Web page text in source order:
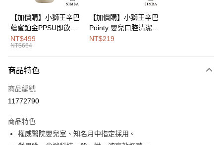
Google Pay
全盈+PAY
大哥付你分期
【大哥付你分期使用說明】
2.付款方式選擇「大哥付你分期」，訂單成立後會自動跳轉到大哥付的交易
流程，驗證手機門號後，選擇欲分期的期數、繳款截止日，確認付款後即完
3.實際核准額度、可分期數及費用金額請依後續交易確認頁面所載為準。
4.訂單成立30分鐘內，如未前往確認交易或遇審核未通過，訂單將自動取
消。如遇「轉專審核」未通過狀況，表示未達大哥付你分期系統評分，恕無
法說明評估內容。
相關說明
【關於「AFTEE先享後付」】
便利好安心！
１．簡單：不需註冊會員、不需綁卡、不需儲值。
２．便利：只要手機號碼，簡訊認證，即可結帳。
相關說明
「Hami Point」為中華電信所提供之點數服務，可於會員專區綁定中華電信
會員帳號後，即可在購物車使用 Hami Point 折抵消費金額 (1點等於1元)。
ATM付款
【加價購】小獅王辛巴
蘊蜜鉑金PPSU即飲水
壺400ml
NT$499
NT$664
【加價購】小獅王辛巴
Pointy 嬰兒口腔清潔指
套 (100入)
NT$219
商品特色
商品編號
11772790
商品特色
權威醫院嬰兒室、知名月中指定採用。